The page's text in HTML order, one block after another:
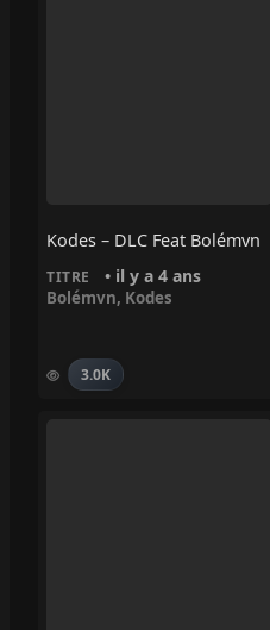
Kodes – DLC Feat Bolémvn
TITRE • il y a 4 ans
Bolémvn, Kodes
3.0K